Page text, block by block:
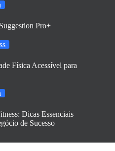
Pro+
Física Acessível para
Dicas Essenciais
de Sucesso